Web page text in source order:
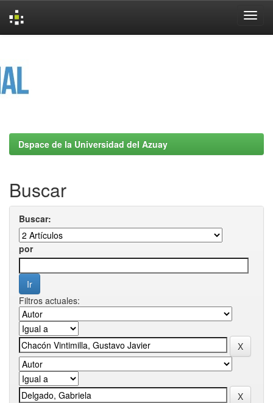
Dspace de la Universidad del Azuay
Buscar
Buscar:
por
Filtros actuales: